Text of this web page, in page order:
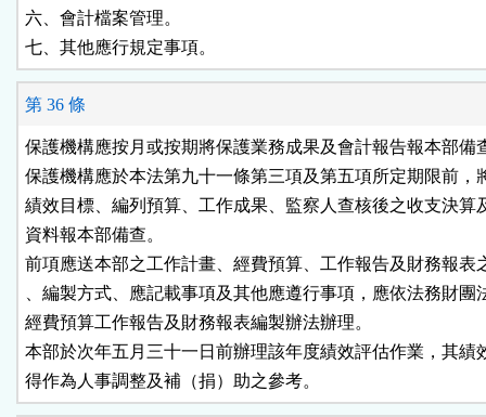
六、會計檔案管理。
七、其他應行規定事項。
第 36 條
保護機構應按月或按期將保護業務成果及會計報告報本部備
保護機構應於本法第九十一條第三項及第五項所定期限前，
績效目標、編列預算、工作成果、監察人查核後之收支決算
資料報本部備查。
前項應送本部之工作計畫、經費預算、工作報告及財務報表
、編製方式、應記載事項及其他應遵行事項，應依法務財團
經費預算工作報告及財務報表編製辦法辦理。
本部於次年五月三十一日前辦理該年度績效評估作業，其績
得作為人事調整及補（捐）助之參考。